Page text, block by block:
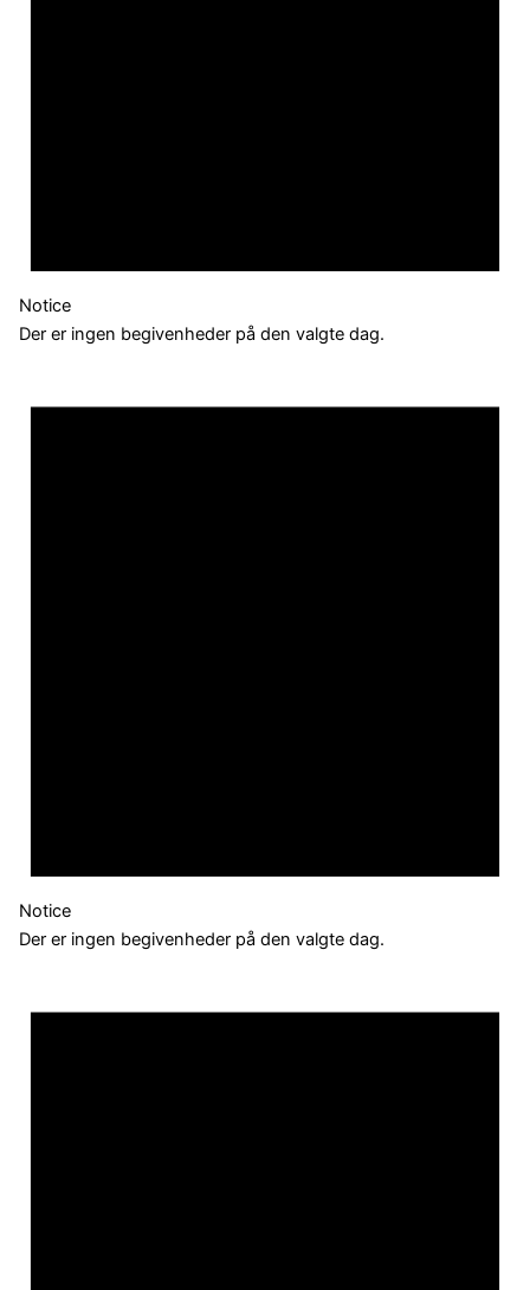
Notice
Der er ingen begivenheder på den valgte dag.
Notice
Der er ingen begivenheder på den valgte dag.